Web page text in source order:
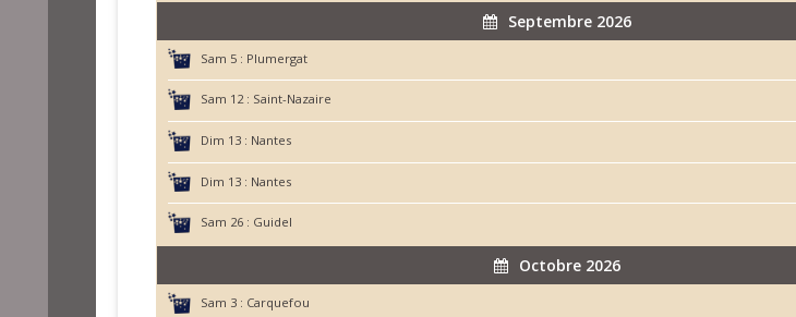
Septembre 2026
Sam 5 : Plumergat
Sam 12 : Saint-Nazaire
Dim 13 : Nantes
Dim 13 : Nantes
Sam 26 : Guidel
Octobre 2026
Sam 3 : Carquefou